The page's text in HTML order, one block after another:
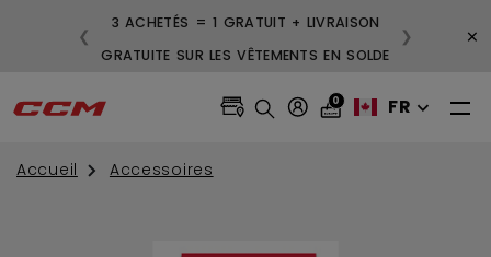
3 ACHETÉS = 1 GRATUIT + LIVRAISON
GRATUITE SUR LES VÊTEMENTS EN SOLDE
❮ ❯ ×
0 FR
Accueil Accessoires